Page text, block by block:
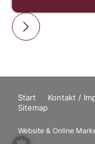
Website & Online
Start Kontakt /
Sitemap